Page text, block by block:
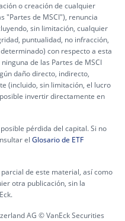
o creación de cualquier
"Partes de MSCI"), renuncia
sin limitación, cualquier
puntualidad, no infracción,
con respecto a esta
de las Partes de MSCI
daño directo, indirecto,
(incluido, sin limitación, el lucro
invertir directamente en
pérdida del capital. Si no
el Glosario de ETF
de este material, así como
otra publicación, sin la
AG © VanEck Securities